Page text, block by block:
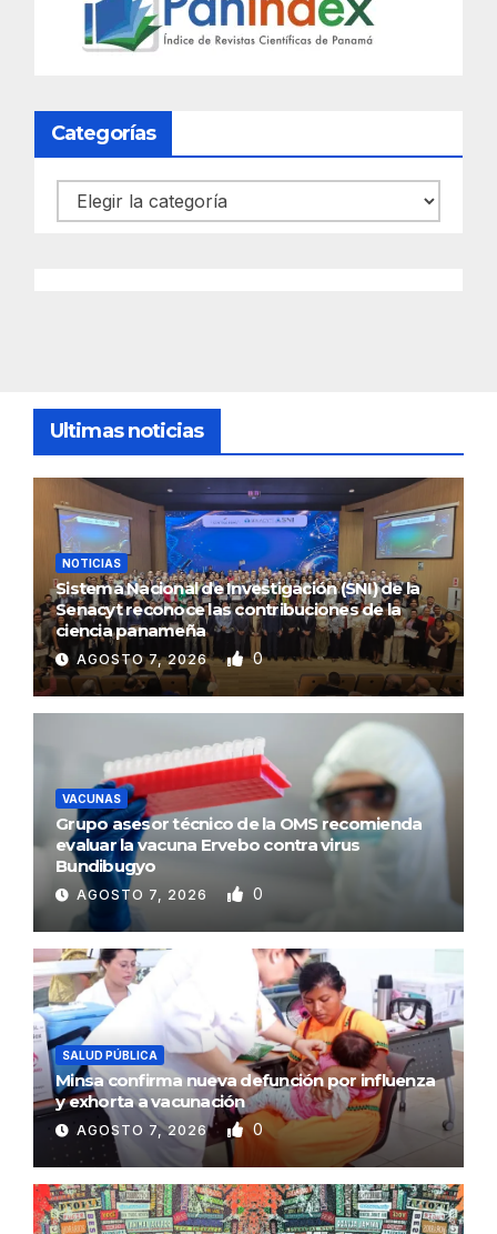
Categorías
Categorías
Ultimas noticias
NOTICIAS
Sistema Nacional de Investigación (SNI) de la
Senacyt reconoce las contribuciones de la
ciencia panameña
AGOSTO 7, 2026 0
VACUNAS
Grupo asesor técnico de la OMS recomienda
evaluar la vacuna Ervebo contra virus
Bundibugyo
AGOSTO 7, 2026 0
SALUD PÚBLICA
Minsa confirma nueva defunción por influenza
y exhorta a vacunación
AGOSTO 7, 2026 0